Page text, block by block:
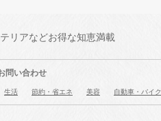
リアなどお得な知恵満載
問い合わせ
生活 節約・省エネ 美容 自動車・バイク